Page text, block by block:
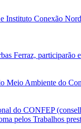
Instituto Conexão
Ferraz,
Meio Ambiente do
do CONFEP
pelos Trabalhos